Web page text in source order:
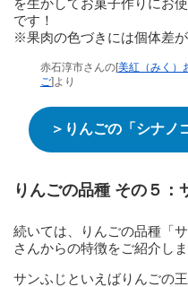
を生かしてお菓子作りにお
です！
※果肉の色づきには個体差が
赤石淳市さんの[美紅（みく）
ご]より
＞りんごの「シナノ
りんごの品種 その５：
続いては、りんごの品種「
さんからの特徴をご紹介しま
サンふじといえばりんごの